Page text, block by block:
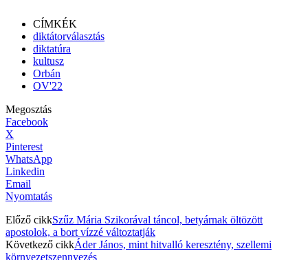
CÍMKÉK
diktátorválasztás
diktatúra
kultusz
Orbán
OV'22
Megosztás
Facebook
X
Pinterest
WhatsApp
Linkedin
Email
Nyomtatás
Előző cikkSzűz Mária Szikorával táncol, betyárnak öltözött
apostolok, a bort vízzé változtatják
Következő cikkÁder János, mint hitvalló keresztény, szellemi
környezetszennyezés